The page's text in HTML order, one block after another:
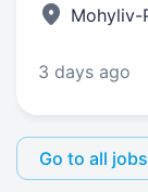
Mohyliv-
3 days ago
Go to all jobs